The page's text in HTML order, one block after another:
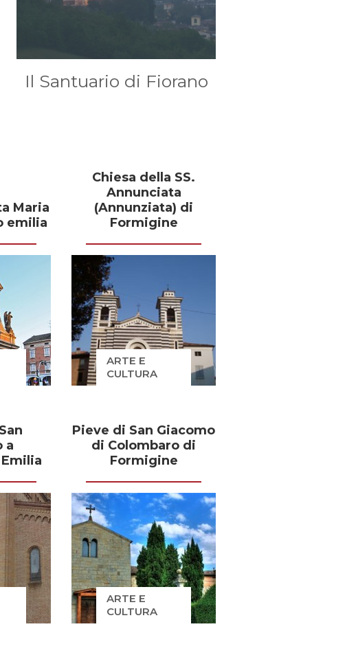
Il Santuario di Fiorano
Maria
emilia
Chiesa della SS.
Annunciata
(Annunziata) di
Formigine
ARTE E
CULTURA
a
Pieve di San Giacomo
di Colombaro di
Formigine
ARTE E
CULTURA